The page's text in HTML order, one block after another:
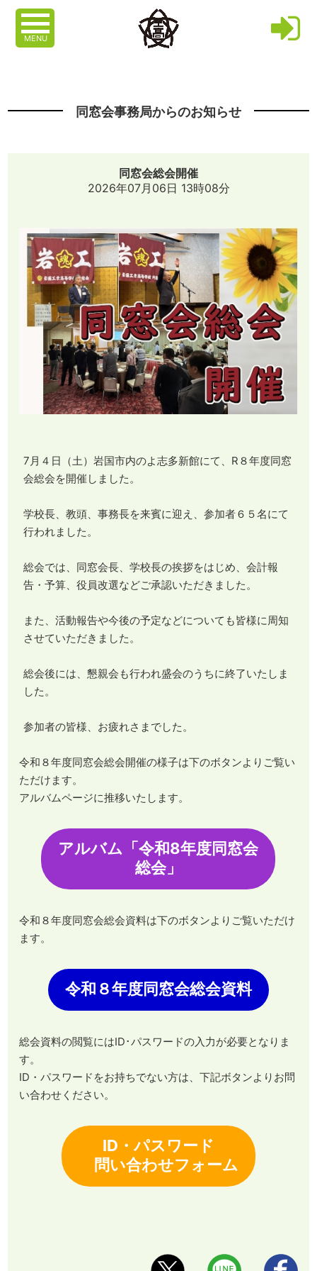
MENU
同窓会事務局からのお知らせ
同窓会総会開催
2026年07月06日 13時08分
7月４日（土）岩国市内のよ志多新館にて、R８年度同窓
会総会を開催しました。
学校長、教頭、事務長を来賓に迎え、参加者６５名にて
行われました。
総会では、同窓会長、学校長の挨拶をはじめ、会計報
告・予算、役員改選などご承認いただきました。
また、活動報告や今後の予定などについても皆様に周知
させていただきました。
総会後には、懇親会も行われ盛会のうちに終了いたしま
した。
参加者の皆様、お疲れさまでした。
令和８年度同窓会総会開催の様子は下のボタンよりご覧い
ただけます。
アルバムページに推移いたします。
アルバム「令和8年度同窓会
総会」
令和８年度同窓会総会資料は下のボタンよりご覧いただけ
ます。
令和８年度同窓会総会資料
総会資料の閲覧にはID･パスワードの入力が必要となりま
す。
ID・パスワードをお持ちでない方は、下記ボタンよりお問
い合わせください。
ID・パスワード
問い合わせフォーム